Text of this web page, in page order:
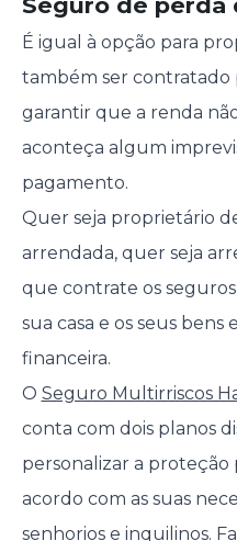
É igual à opção para
também ser contratado
garantir que a renda
aconteça algum
pagamento.
Quer seja proprietário
arrendada, quer seja
que contrate os
sua casa e os seus
financeira.
O Seguro Multirriscos
conta com dois planos
personalizar a proteção
acordo com as suas
senhorios e inquilinos.